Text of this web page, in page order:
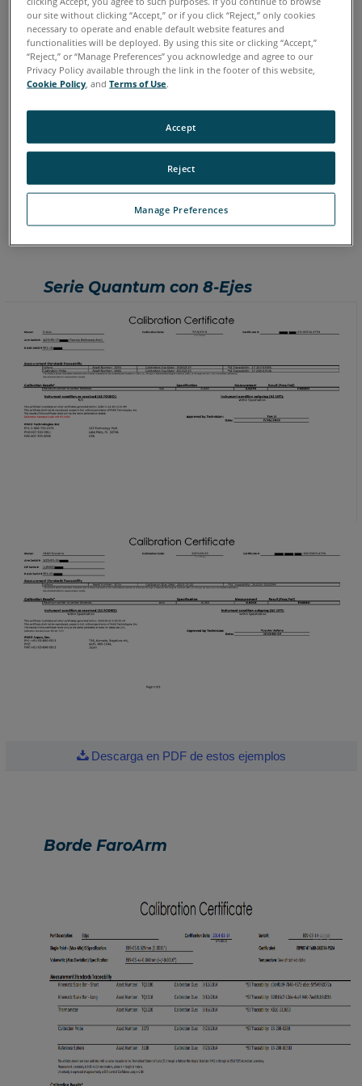
como
se
recibió
y
se
envía
Ejemplo
también
FaroArm Serie Quantum
Serie Quantum con 8-Ejes
Descarga en PDF de estos ejemplos
Borde FaroArm
our site without clicking “Accept,” or if you click “Reject,” only cookies
necessary to operate and enable default website features and
functionalities will be deployed. By using this site or clicking “Accept,”
“Reject,” or “Manage Preferences” you acknowledge and agree to our
Privacy Policy available through the link in the footer of this website,
Cookie Policy , andTerms of Use.
Manage Preferences
Reject
Accept